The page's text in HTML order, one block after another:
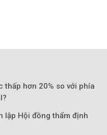
thấp hơn 20% so với phía
lập Hội đồng thẩm định